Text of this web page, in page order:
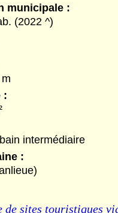
municipale :
(2022 ^)
:
intermédiaire
:
de sites touristiques